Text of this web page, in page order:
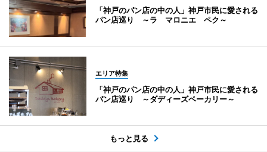
「神戸のパン店の中の人」神戸市民に愛される
パン店巡り ～ラ マロニエ ペク～
エリア特集
「神戸のパン店の中の人」神戸市民に愛される
パン店巡り ～ダディーズベーカリー～
もっと見る